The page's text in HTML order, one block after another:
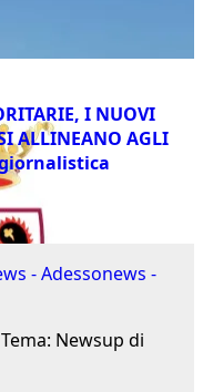
I NUOVI
ALLINEANO AGLI
giornalistica
- Adessonews -
Tema: Newsup di